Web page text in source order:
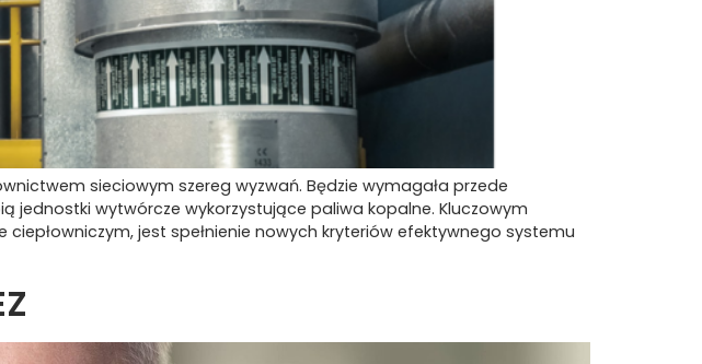
sieciowym szereg wyzwań. Będzie wymagała przede
jednostki wytwórcze wykorzystujące paliwa kopalne. Kluczowym
jest spełnienie nowych kryteriów efektywnego systemu